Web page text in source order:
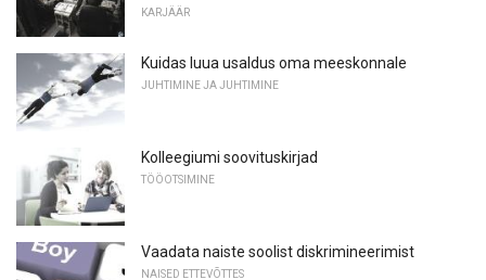
KARJÄÄR
Kuidas luua usaldus oma meeskonnale
JUHTIMINE JA JUHTIMINE
Kolleegiumi soovituskirjad
TÖÖOTSIMINE
Vaadata naiste soolist diskrimineerimist
NAISED ETTEVÕTTES